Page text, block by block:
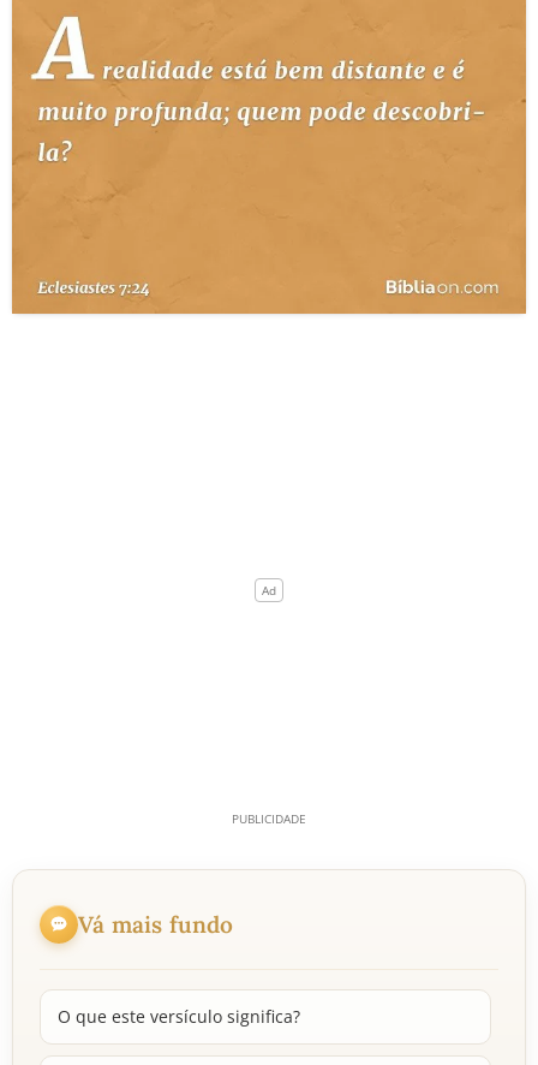
ESTUDOS BÍBLICOS
ESBOÇOS DE PREGAÇÃO
TERMO BÍBLICO
Vá mais fundo
O que este versículo significa?